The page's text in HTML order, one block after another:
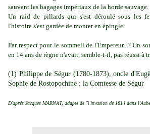
sauvant les bagages impériaux de la horde sauvage.
Un raid de pillards qui s'est déroulé sous les
l'histoire s'est gardée de monter en épingle.
Par respect pour le sommeil de l'Empereur...? Un
en 14 ans de règne n'avait, semble-t-il, pas réussi à
(1) Philippe de Ségur (1780-1873), oncle
Sophie de Rostopochine : la Comtesse de Ségur
D'après Jacques MARNAT, adapté de "l'invasion de 1814 dans